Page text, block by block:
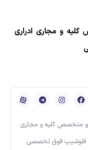
و مجاری ادراری
و متخصص کلیه و مجاری
فلوشیپ فوق تخصصی